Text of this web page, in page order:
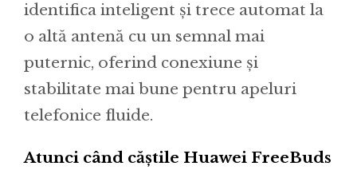
identifica inteligent și trece automat la
o altă antenă cu un semnal mai
puternic, oferind conexiune și
stabilitate mai bune pentru apeluri
telefonice fluide.
Atunci când căștile Huawei FreeBuds